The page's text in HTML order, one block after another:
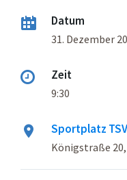
Datum
31. Dezember
Zeit
9:30
Sportplatz
Königstraße